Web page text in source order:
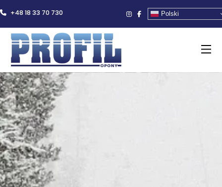
+48 18 33 70 730 Polski